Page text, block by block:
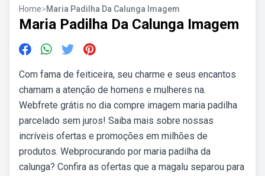
Home>Maria Padilha Da Calunga Imagem
Maria Padilha Da Calunga Imagem
Com fama de feiticeira, seu charme e seus encantos
chamam a atenção de homens e mulheres na.
Webfrete grátis no dia compre imagem maria padilha
parcelado sem juros! Saiba mais sobre nossas
incríveis ofertas e promoções em milhões de
produtos. Webprocurando por maria padilha da
calunga? Confira as ofertas que a magalu separou para